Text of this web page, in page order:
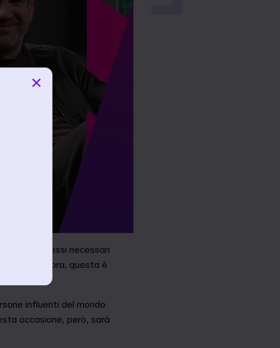
e i processi necessari
altro ancora, questa è
influenti del mondo
occasione, però, sarà
×